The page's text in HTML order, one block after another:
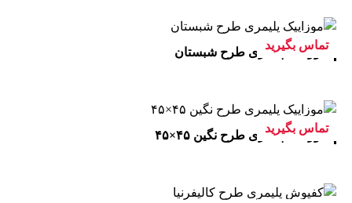
تماس بگیرید
موزاییک پلیمری طرح شبستان
تماس بگیرید
موزاییک پلیمری طرح نگین ۴۵×۴۵